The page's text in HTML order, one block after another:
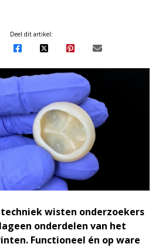
Deel dit artikel:
wisten onderzoekers
onderdelen van het
Functioneel én op ware